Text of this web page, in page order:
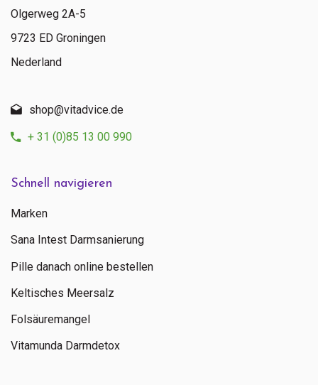
Schnell navigieren
Marken
Sana Intest Darmsanierung
Pille danach online bestellen
Keltisches Meersalz
Folsäuremangel
Vitamunda Darmdetox
Olgerweg 2A-5
9723 ED Groningen
Nederland
shop@vitadvice.de
+ 31 (0)85 13 00 990